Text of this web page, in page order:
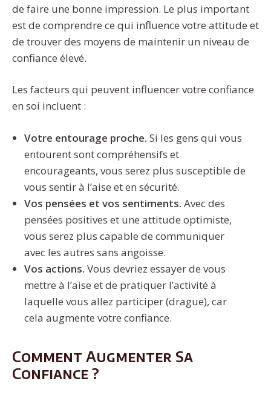
de faire une bonne impression. Le plus important
est de comprendre ce qui influence votre attitude et
de trouver des moyens de maintenir un niveau de
confiance élevé.
Les facteurs qui peuvent influencer votre confiance
en soi incluent :
Votre entourage proche. Si les gens qui vous
entourent sont compréhensifs et
encourageants, vous serez plus susceptible de
vous sentir à l’aise et en sécurité.
Vos pensées et vos sentiments. Avec des
pensées positives et une attitude optimiste,
vous serez plus capable de communiquer
avec les autres sans angoisse.
Vos actions. Vous devriez essayer de vous
mettre à l’aise et de pratiquer l’activité à
laquelle vous allez participer (drague), car
cela augmente votre confiance.
Comment Augmenter Sa
Confiance ?